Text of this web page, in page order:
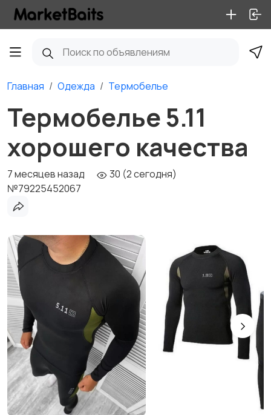
Главная Одежда Термобелье
Термобелье 5.11
хорошего качества
7 месяцев назад
30 (2 сегодня)
№79225452067